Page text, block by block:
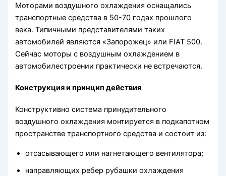
Моторами воздушного охлаждения оснащались
транспортные средства в 50-70 годах прошлого
века. Типичными представителями таких
автомобилей являются «Запорожец» или FIAT 500.
Сейчас моторы с воздушным охлаждением в
автомобилестроении практически не встречаются.
Конструкция и принцип действия
Конструктивно система принудительного
воздушного охлаждения монтируется в подкапотном
пространстве транспортного средства и состоит из:
отсасывающего или нагнетающего вентилятора;
направляющих ребер рубашки охлаждения